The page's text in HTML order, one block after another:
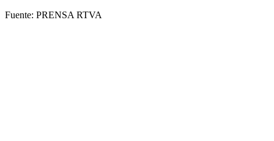
Fuente: PRENSA RTVA